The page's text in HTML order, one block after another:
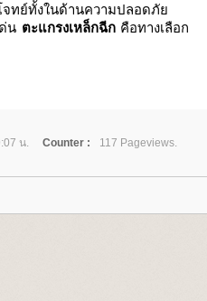
จทย์ทั้งในด้านความปลอดภั
น ตะแกรงเหล็กฉีกคือทางเลือก
น. Counter :
117 Pageviews.